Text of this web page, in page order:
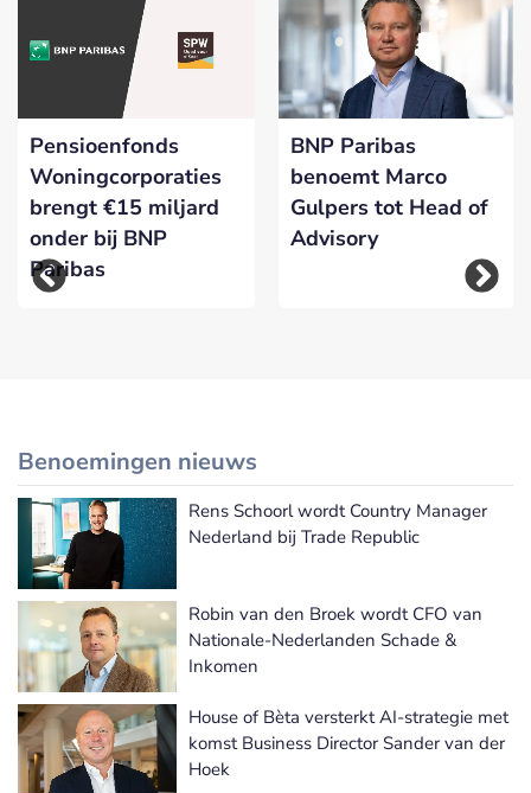
Pensioenfonds
Woningcorporaties
brengt €15 miljard
onder bij BNP
Paribas
BNP Paribas
benoemt Marco
Gulpers tot Head of
Advisory
Benoemingen nieuws
Meer Benoemingen nieuws
Rens Schoorl wordt Country Manager
Nederland bij Trade Republic
Robin van den Broek wordt CFO van
Nationale-Nederlanden Schade &
Inkomen
House of Bèta versterkt AI-strategie met
komst Business Director Sander van der
Hoek